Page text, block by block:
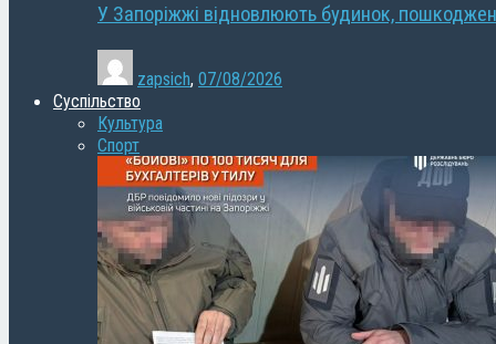
У Запоріжжі відновлюють будинок,
zapsich, 07/08/2026
Суспільство
Культура
Спорт